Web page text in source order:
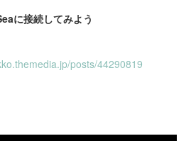
に接続してみよう
posts/44290819